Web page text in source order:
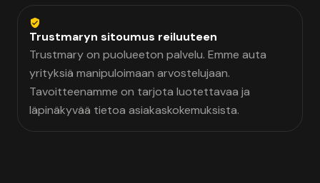
Trustmaryn sitoumus reiluuteen
Trustmary on puolueeton palvelu. Emme auta
yrityksiä manipuloimaan arvostelujaan.
Tavoitteenamme on tarjota luotettavaa ja
läpinäkyvää tietoa asiakaskokemuksista.